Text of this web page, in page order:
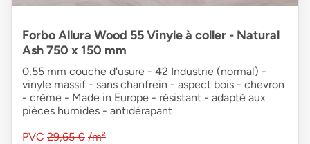
Forbo Allura Wood 55 Vinyle à coller - Natural
Ash 750 x 150 mm
0,55 mm couche d'usure - 42 Industrie (normal) -
vinyle massif - sans chanfrein - aspect bois - chevron
- crème - Made in Europe - résistant - adapté aux
pièces humides - antidérapant
PVC 29,65 € /m²